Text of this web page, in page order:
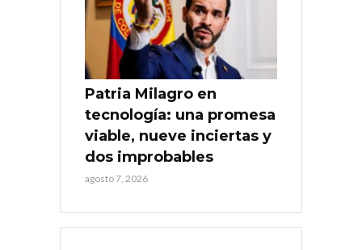
Patria Milagro en
tecnología: una promesa
viable, nueve inciertas y
dos improbables
agosto 7, 2026